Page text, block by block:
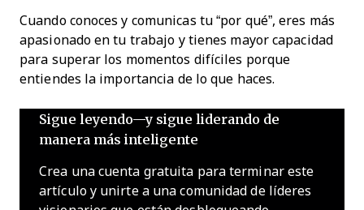
Cuando conoces y comunicas tu “por qué”, eres más
apasionado en tu trabajo y tienes mayor capacidad
para superar los momentos difíciles porque
entiendes la importancia de lo que haces.
Sigue leyendo—y sigue liderando de
manera más inteligente
Crea una cuenta gratuita para terminar este
artículo y unirte a una comunidad de líderes